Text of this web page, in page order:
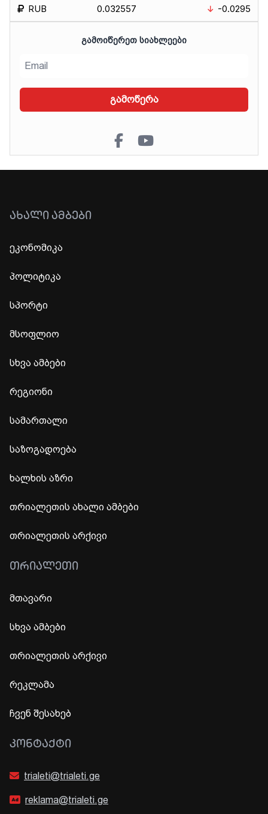
RUB
0.032557
-0.0295
ᲒᲐᲛᲝᲘᲬᲔᲠᲔᲗ ᲡᲘᲐᲮᲚᲔᲔᲑᲘ
გამოწერა
ᲐᲮᲐᲚᲘ ᲐᲛᲑᲔᲑᲘ
ეკონომიკა
პოლიტიკა
სპორტი
მსოფლიო
სხვა ამბები
რეგიონი
სამართალი
საზოგადოება
ხალხის აზრი
თრიალეთის ახალი ამბები
თრიალეთის არქივი
ᲗᲠᲘᲐᲚᲔᲗᲘ
მთავარი
სხვა ამბები
თრიალეთის არქივი
რეკლამა
ჩვენ შესახებ
ᲙᲝᲜᲢᲐᲥᲢᲘ
trialeti@trialeti.ge
reklama@trialeti.ge